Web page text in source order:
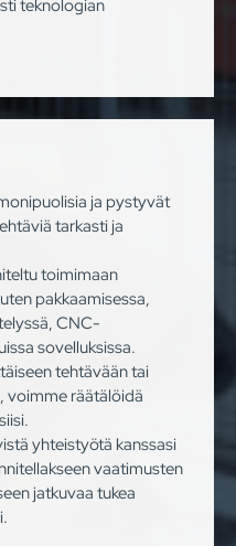
teknologian
ja pystyvät
tarkasti ja
toimimaan
pakkaamisessa,
CNC-
sovelluksissa.
tehtävään tai
voimme räätälöidä
yhteistyötä kanssasi
vaatimusten
jatkuvaa tukea